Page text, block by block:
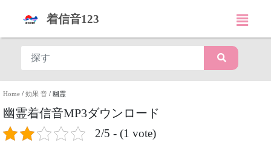
着信音123
Home / 効果 音 / 幽霊
幽霊着信音MP3ダウンロード
2/5 - (1 vote)